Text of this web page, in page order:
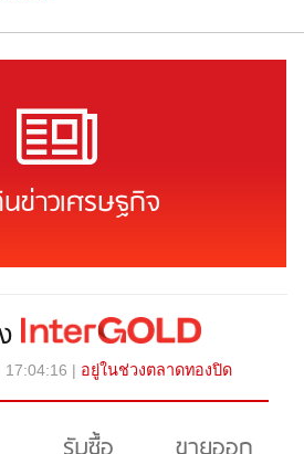
ข่าวเศรษฐกิจ
| อยู่ในช่วงตลาดทองปิด